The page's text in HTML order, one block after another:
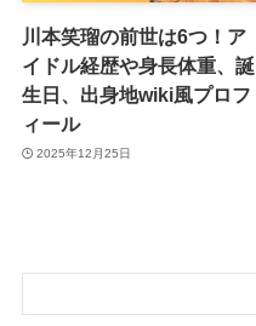
川本笑瑠の前世は6つ！ア
イドル経歴や身長体重、誕
生日、出身地wiki風プロフ
ィール
2025年12月25日